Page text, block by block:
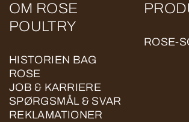
OM ROSE
POULTRY
HISTORIEN BAG
ROSE
JOB & KARRIERE
SPØRGSMÅL & SVAR
REKLAMATIONER
ROSE-